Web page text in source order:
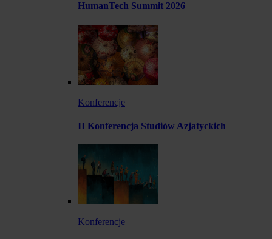
HumanTech Summit 2026
Konferencje
II Konferencja Studiów Azjatyckich
Konferencje